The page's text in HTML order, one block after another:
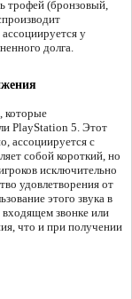
трофей (бронзовый,
у
долга.
которые
PlayStation 5. Этот
ассоциируется с
собой короткий, но
исключительно
удовлетворения от
этого звука в
входящем звонке или
что и при получении